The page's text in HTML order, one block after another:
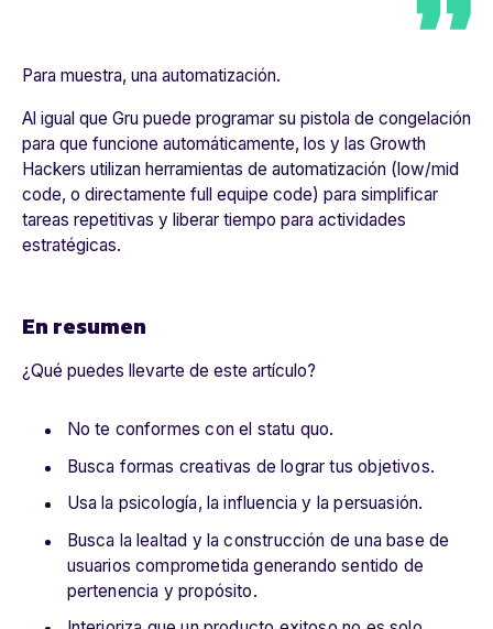
Para muestra, una automatización.
Al igual que Gru puede programar su pistola de congelación
para que funcione automáticamente, los y las Growth
Hackers utilizan herramientas de automatización (low/mid
code, o directamente full equipe code) para simplificar
tareas repetitivas y liberar tiempo para actividades
estratégicas.
En resumen
¿Qué puedes llevarte de este artículo?
No te conformes con el statu quo.
Busca formas creativas de lograr tus objetivos.
Usa la psicología, la influencia y la persuasión.
Busca la lealtad y la construcción de una base de
usuarios comprometida generando sentido de
pertenencia y propósito.